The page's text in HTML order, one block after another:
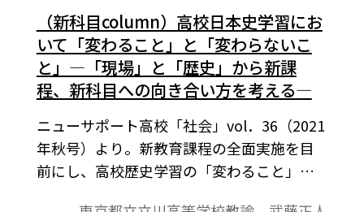
（新科目column）高校日本史学習にお
いて「変わること」と「変わらないこ
と」―「現場」と「歴史」から新課
程、新科目への向き合い方を考える―
ニューサポート高校「社会」vol．36（2021
年秋号）より。新教育課程の全面実施を目
前にし、高校歴史学習の「変わること」が